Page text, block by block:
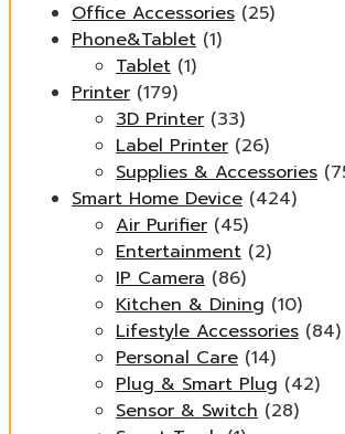
Office Accessories (25)
Phone&Tablet (1)
Tablet (1)
Printer (179)
3D Printer (33)
Label Printer (26)
Supplies & Accessories
Smart Home Device (424)
Air Purifier (45)
Entertainment (2)
IP Camera (86)
Kitchen & Dining (10)
Lifestyle Accessories (84)
Personal Care (14)
Plug & Smart Plug (42)
Sensor & Switch (28)